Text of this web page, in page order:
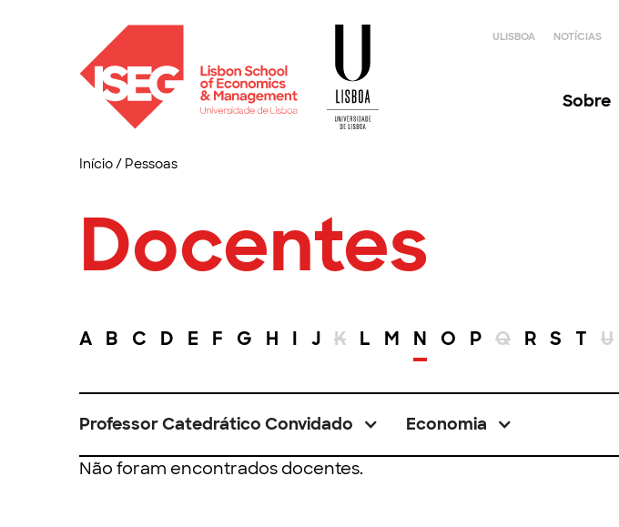
ULISBOA NOTÍCIAS
Sobre
Início/ Pessoas
Docentes
A B C D E F G H I J K L M N O P Q R S T U
Professor Catedrático Convidado Economia
Não foram encontrados docentes.